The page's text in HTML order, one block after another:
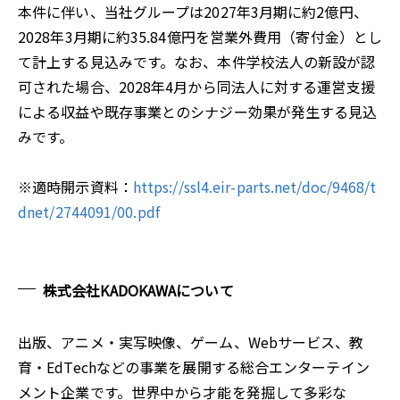
本件に伴い、当社グループは2027年3月期に約2億円、
2028年3月期に約35.84億円を営業外費用（寄付金）とし
て計上する見込みです。なお、本件学校法人の新設が認
可された場合、2028年4月から同法人に対する運営支援
による収益や既存事業とのシナジー効果が発生する見込
みです。
※適時開示資料： https://ssl4.eir-parts.net/doc/9468/t
dnet/2744091/00.pdf
株式会社KADOKAWAについて
出版、アニメ・実写映像、ゲーム、Webサービス、教
育・EdTechなどの事業を展開する総合エンターテイン
メント企業です。世界中から才能を発掘して多彩な